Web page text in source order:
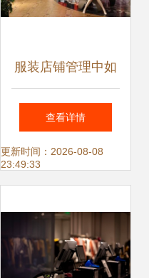
服装店铺管理中如
何高效开展多店督
导
查看详情
更新时间：2026-08-08
23:49:33